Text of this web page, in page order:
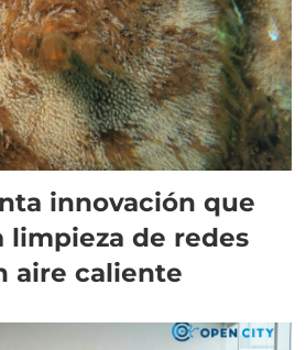
innovación que
limpieza de redes
aire caliente